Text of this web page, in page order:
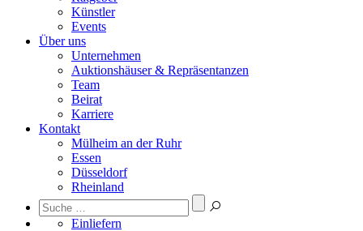
Künstler
Events
Über uns
Unternehmen
Auktionshäuser & Repräsentanzen
Team
Beirat
Karriere
Kontakt
Mülheim an der Ruhr
Essen
Düsseldorf
Rheinland
Einliefern